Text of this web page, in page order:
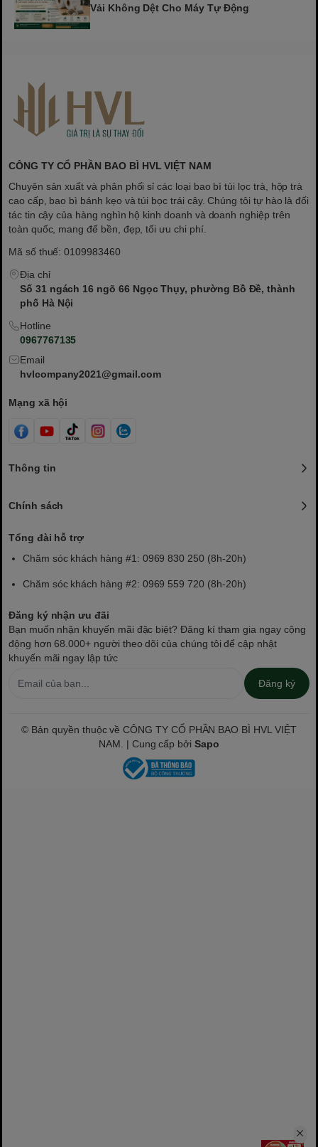
Vải Không Dệt Cho Máy Tự Động
CÔNG TY CỔ PHẦN BAO BÌ HVL VIỆT NAM
Chuyên sản xuất và phân phối sỉ các loại bao bì túi lọc trà, hộp trà
cao cấp, bao bì bánh kẹo và túi bọc trái cây. Chúng tôi tự hào là đối
tác tin cậy của hàng nghìn hộ kinh doanh và doanh nghiệp trên
toàn quốc, mang đế bền, đẹp, tối ưu chi phí.
Mã số thuế: 0109983460
Địa chỉ
Số 31 ngách 16 ngõ 66 Ngọc Thụy, phường Bồ Đề, thành
phố Hà Nội
Hotline
0967767135
Email
hvlcompany2021@gmail.com
Mạng xã hội
Thông tin
Chính sách
Tổng đài hỗ trợ
Chăm sóc khách hàng #1: 0969 830 250 (8h-20h)
Chăm sóc khách hàng #2: 0969 559 720 (8h-20h)
Đăng ký nhận ưu đãi
Bạn muốn nhận khuyến mãi đặc biệt? Đăng kí tham gia ngay cộng
động hơn 68.000+ người theo dõi của chúng tôi để cập nhật
khuyến mãi ngay lập tức
Đăng ký
© Bản quyền thuộc về CÔNG TY CỔ PHẦN BAO BÌ HVL VIỆT
NAM. | Cung cấp bởiSapo